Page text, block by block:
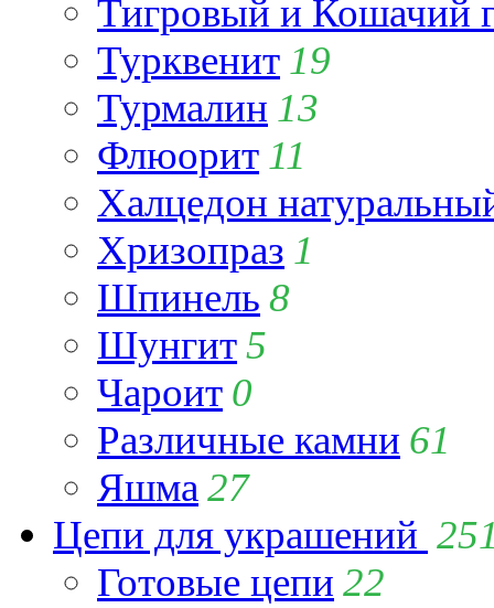
Тигровый и Кошачий
Турквенит 19
Турмалин 13
Флюорит 11
Халцедон
Хризопраз 1
Шпинель 8
Шунгит5
Чароит 0
Различные камни 61
Яшма 27
Цепи для украшений
Готовые цепи 22